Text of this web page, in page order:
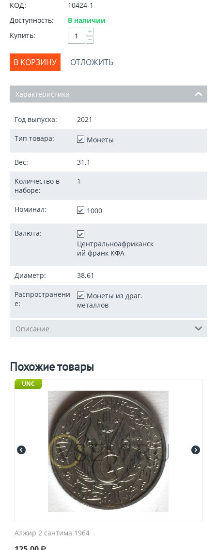
КОД:
10424-1
Доступность:
В наличии
Купить:
+
−
В КОРЗИНУ ОТЛОЖИТЬ
Характеристики
Год выпуска: 2021
Тип товара: Монеты
Вес: 31.1
Количество в
наборе:
1
Номинал: 1000
Валюта:
Центральноафриканск
ий франк КФА
Диаметр: 38.61
Распространени
е:
Монеты из драг.
металлов
Описание
Похожие товары
UNC
Алжир 2 сантима 1964